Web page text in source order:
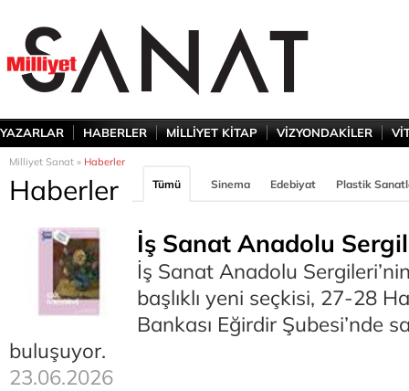
YAZARLAR HABERLER MİLLİYET KİTAP VİZYONDAKİLER
Milliyet Sanat » Haberler
Haberler Tümü Sinema Edebiyat Plastik
İş Sanat Anadolu
İş Sanat Anadolu
başlıklı yeni seçkisi, 27-28
Bankası Eğirdir Şubesi’nde
buluşuyor.
23.06.2026